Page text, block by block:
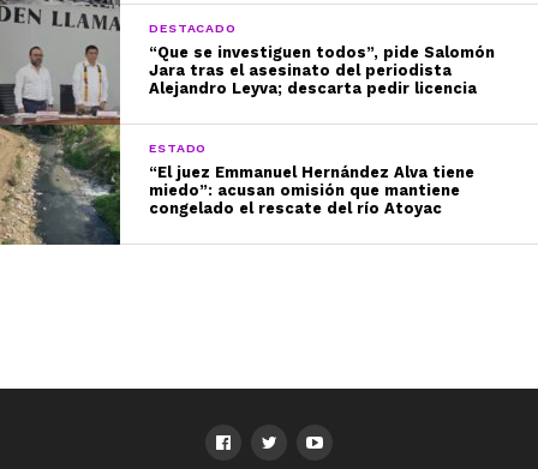
DESTACADO
“Que se investiguen todos”, pide Salomón
Jara tras el asesinato del periodista
Alejandro Leyva; descarta pedir licencia
ESTADO
“El juez Emmanuel Hernández Alva tiene
miedo”: acusan omisión que mantiene
congelado el rescate del río Atoyac